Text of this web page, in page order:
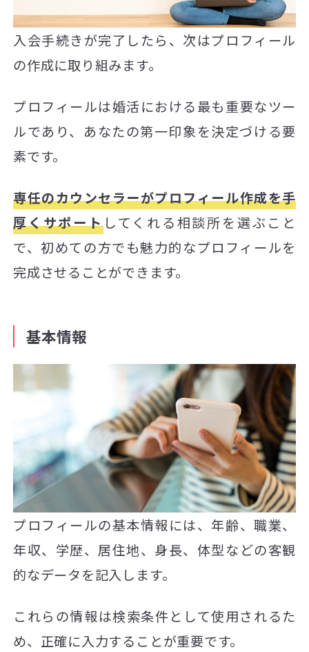
入会手続きが完了したら、次はプロフィール
の作成に取り組みます。
プロフィールは婚活における最も重要なツー
ルであり、あなたの第一印象を決定づける要
素です。
専任のカウンセラーがプロフィール作成を手
厚くサポートしてくれる相談所を選ぶこと
で、初めての方でも魅力的なプロフィールを
完成させることができます。
基本情報
プロフィールの基本情報には、年齢、職業、
年収、学歴、居住地、身長、体型などの客観
的なデータを記入します。
これらの情報は検索条件として使用されるた
め、正確に入力することが重要です。